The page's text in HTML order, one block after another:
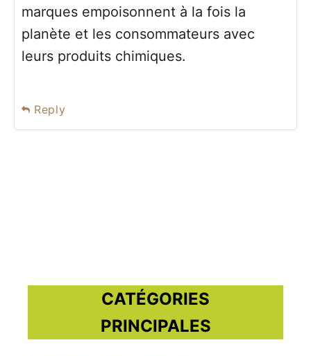
marques empoisonnent à la fois la
planète et les consommateurs avec
leurs produits chimiques.
Reply
CATÉGORIES
PRINCIPALES